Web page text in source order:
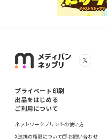
プライベート印刷
出品をはじめる
ご利用について
ネットワークプリントの使い方
X連携の権限について
お問い合わせ